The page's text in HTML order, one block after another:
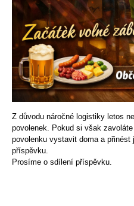
Z důvodu náročné logistiky letos
povolenek. Pokud si však
povolenku vystavit doma a
příspěvku.
Prosíme o sdílení příspěvku.